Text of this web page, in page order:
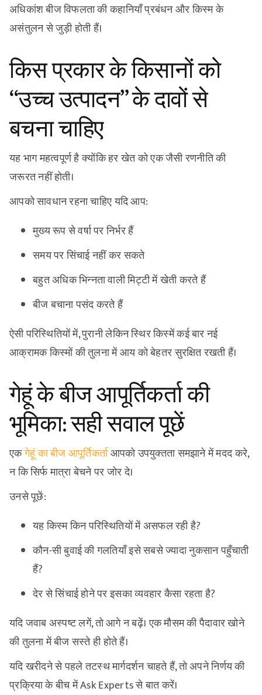
अधिकांश बीज विफलता की कहानियाँ प्रबंधन और किस्म के
असंतुलन से जुड़ी होती हैं।
किस प्रकार के किसानों को
“उच्च उत्पादन” के दावों से
बचना चाहिए
यह भाग महत्वपूर्ण है क्योंकि हर खेत को एक जैसी रणनीति की
जरूरत नहीं होती।
आपको सावधान रहना चाहिए यदि आप:
मुख्य रूप से वर्षा पर निर्भर हैं
समय पर सिंचाई नहीं कर सकते
बहुत अधिक भिन्नता वाली मिट्टी में खेती करते हैं
बीज बचाना पसंद करते हैं
ऐसी परिस्थितियों में, पुरानी लेकिन स्थिर किस्में कई बार नई
आक्रामक किस्मों की तुलना में आय को बेहतर सुरक्षित रखती हैं।
गेहूं के बीज आपूर्तिकर्ता की
भूमिका: सही सवाल पूछें
एकगेहूं का बीज आपूर्तिकर्ताआपको उपयुक्तता समझाने में मदद करे,
न कि सिर्फ मात्रा बेचने पर जोर दे।
उनसे पूछें:
यह किस्म किन परिस्थितियों में असफल रही है?
कौन-सी बुवाई की गलतियाँ इसे सबसे ज्यादा नुकसान पहुँचाती
हैं?
देर से सिंचाई होने पर इसका व्यवहार कैसा रहता है?
यदि जवाब अस्पष्ट लगें, तो आगे न बढ़ें। एक मौसम की पैदावार खोने
की तुलना में बीज सस्ते ही होते हैं।
यदि खरीदने से पहले तटस्थ मार्गदर्शन चाहते हैं, तो अपने निर्णय की
प्रक्रिया के बीच में Ask Experts से बात करें।